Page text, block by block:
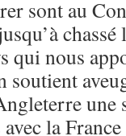
sont au
qui nous
soutient
la